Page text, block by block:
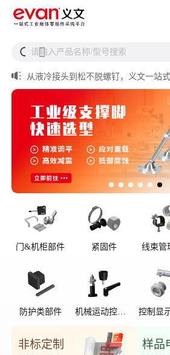
 
请输入产品名称/型号搜索
从液冷接头到松不脱螺钉，义文一站
解决方案
AI数据中心服务器液冷接头
准对比）
储能设备为什么必须用防松螺母？
门&机柜部件 紧固件 线束管
防护类部件
机械运动控制
控制显
非标定制 样品